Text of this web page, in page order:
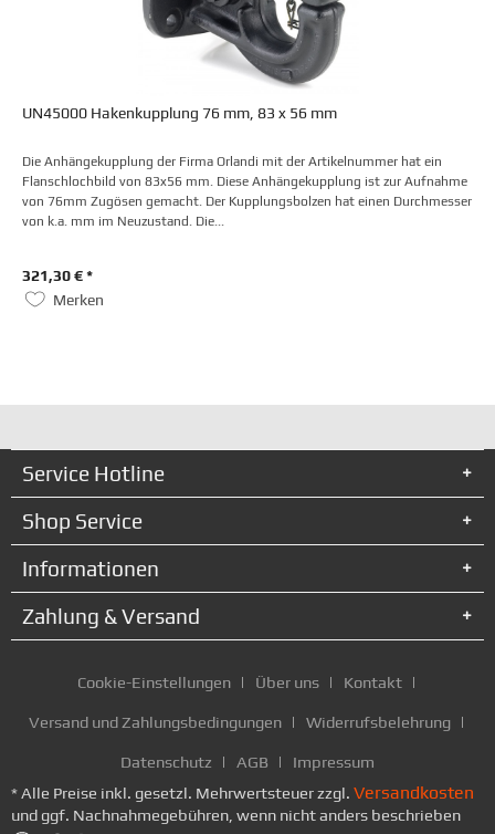
UN45000 Hakenkupplung 76 mm, 83 x 56 mm
Die Anhängekupplung der Firma Orlandi mit der Artikelnummer hat ein
Flanschlochbild von 83x56 mm. Diese Anhängekupplung ist zur Aufnahme
von 76mm Zugösen gemacht. Der Kupplungsbolzen hat einen Durchmesser
von k.a. mm im Neuzustand. Die...
321,30 € *
Merken
Service Hotline
Shop Service
Informationen
Zahlung & Versand
Cookie-Einstellungen Über uns Kontakt
Versand und Zahlungsbedingungen Widerrufsbelehrung
Datenschutz AGB
Impressum
* Alle Preise inkl. gesetzl. Mehrwertsteuer zzgl. Versandkosten
und ggf. Nachnahmegebühren, wenn nicht anders beschrieben